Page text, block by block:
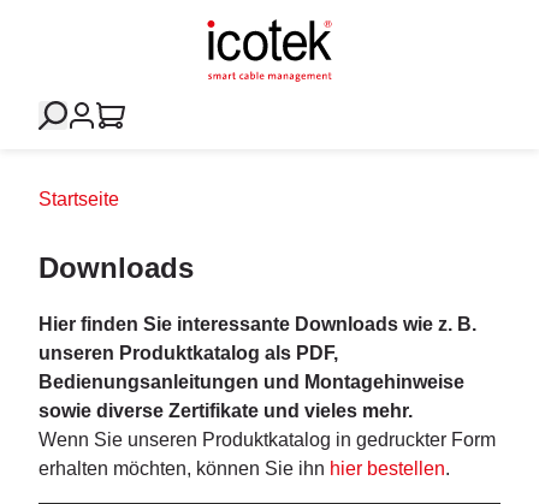
Startseite
Downloads
Hier finden Sie interessante Downloads wie z. B.
unseren Produktkatalog als PDF,
Bedienungsanleitungen und Montagehinweise
sowie diverse Zertifikate und vieles mehr.
Wenn Sie unseren Produktkatalog in gedruckter Form
erhalten möchten, können Sie ihn hier bestellen.